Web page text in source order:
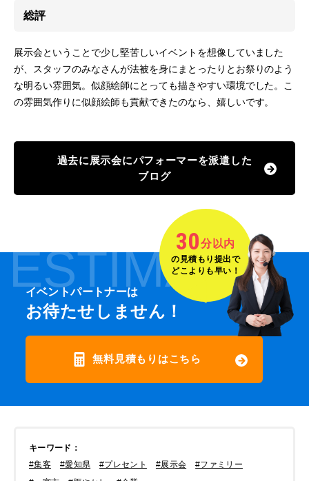
総評
展示会ということで少し堅苦しいイベントを想像していました
が、スタッフのみなさんが法被を身にまとったりとお祭りのよう
な明るい雰囲気。似顔絵師にとっても描きやすい環境でした。こ
の雰囲気作りに似顔絵師も貢献できたのなら、嬉しいです。
過去に展示会にパフォーマーを派遣した
ブログ
ESTIMATE
イベントパートナーは
お待たせしません！
無料見積もりはこちら
30分以内
の見積もり提出で
どこよりも早い！
キーワード ：
#集客
#愛知県 #プレセント #展示会
#ファミリー